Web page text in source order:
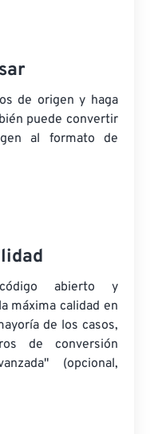
de origen y haga
puede convertir
al formato de
abierto y
máxima calidad en
de los casos,
de conversión
(opcional,